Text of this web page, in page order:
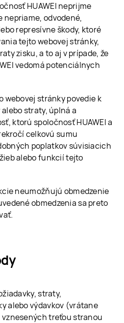
HUAWEI neprijme
nepriame, odvodené,
represívne škody, ktoré
tejto webovej stránky,
zisku, a to aj v prípade, že
vedomá potenciálnych
webovej stránky povedie k
straty, úplná a
ktorú spoločnosť HUAWEI a
celkovú sumu
poplatkov súvisiacich
alebo funkcií tejto
neumožňujú obmedzenie
obmedzenia sa preto
straty,
alebo výdavkov (vrátane
treťou stranou